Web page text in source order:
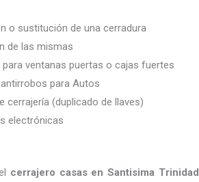
o sustitución de una cerradura
de las mismas
para ventanas puertas o cajas fuertes
para Autos
cerrajería (duplicado de llaves)
electrónicas
cerrajero casas en Santisima Trinidad